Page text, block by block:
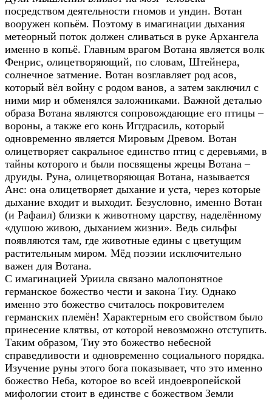
посредством деятельности гномов и ундин. Вотан
вооружен копьём. Поэтому в имагинации дыхания
метеорный поток должен сливаться в руке Архангела
именно в копьё. Главным врагом Вотана является волк
Фенрис, олицетворяющий, по словам, Штейнера,
солнечное затмение. Вотан возглавляет род асов,
который вёл войну с родом ванов, а затем заключил с
ними мир и обменялся заложниками. Важной деталью
образа Вотана являются сопровождающие его птицы –
вороны, а также его конь Иггдрасиль, который
одновременно является Мировым Древом. Вотан
олицетворяет сакральное единство птиц с деревьями, в
тайны которого и были посвящены жрецы Вотана –
друиды. Руна, олицетворяющая Вотана, называется
Анс: она олицетворяет дыхание и уста, через которые
дыхание входит и выходит. Безусловно, именно Вотан
(и Рафаил) близки к животному царству, наделённому
«душою живою, дыханием жизни». Ведь сильфы
появляются там, где животные едины с цветущим
растительным миром. Мёд поэзии исключительно
важен для Вотана.
С имагинацией Уриила связано малопонятное
германское божество чести и закона Тиу. Однако
именно это божество считалось покровителем
германских племён! Характерным его свойством было
принесение клятвы, от которой невозможно отступить.
Таким образом, Тиу это божество небесной
справедливости и одновременно социального порядка.
Изучение руны этого бога показывает, что это именно
божество Неба, которое во всей индоевропейской
мифологии стоит в единстве с божеством Земли